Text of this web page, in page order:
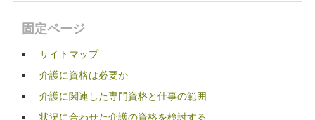
固定ページ
サイトマップ
介護に資格は必要か
介護に関連した専門資格と仕事の範囲
状況に合わせた介護の資格を検討する